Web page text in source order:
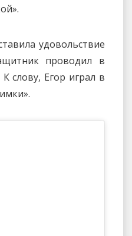
удовольствие
проводил в
слову, Егор играл в